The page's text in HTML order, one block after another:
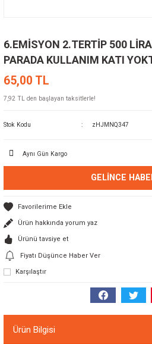
6.EMİSYON 2.TERTİP 500
PARADA KULLANIM KATI
65,00 TL
7,92 TL den başlayan taksitlerle!
Stok Kodu zHJMNQ347
Aynı Gün Kargo
GELINCE
Ürün hakkında yorum yaz
Ürünü tavsiye et
Fiyatı Düşünce Haber Ver
Karşılaştır
Ürün Bilgisi